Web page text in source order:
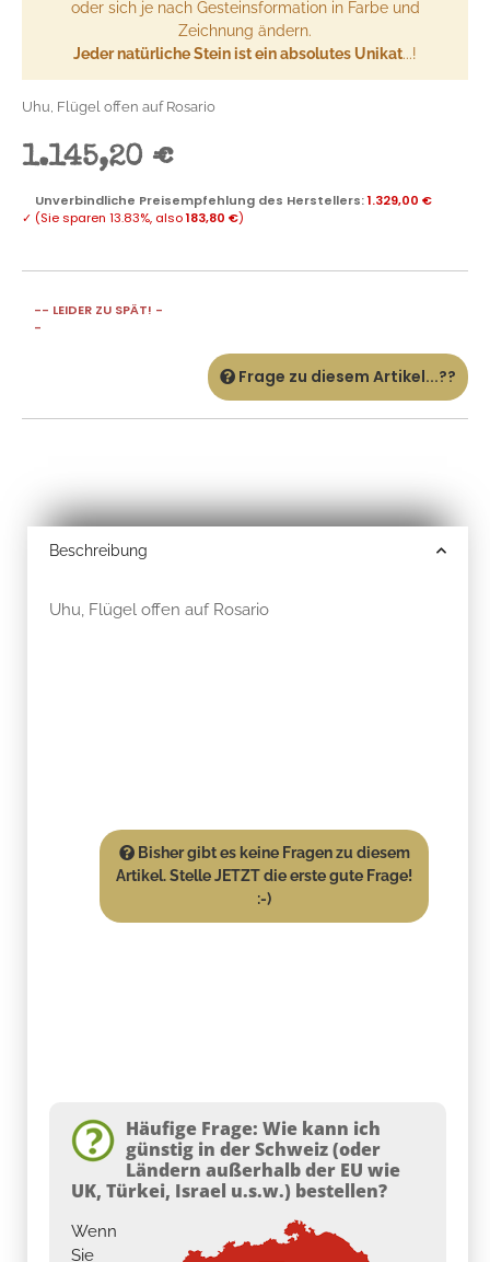
oder sich je nach Gesteinsformation in Farbe und
Zeichnung ändern.
Jeder natürliche Stein ist ein absolutes Unikat...!
Uhu, Flügel offen auf Rosario
1.145,20 €
Unverbindliche Preisempfehlung des Herstellers:1.329,00 €
✓ (Sie sparen 13.83%, also183,80 €)
-- LEIDER ZU SPÄT! -
-
Frage zu diesem Artikel...??
Beschreibung
Uhu, Flügel offen auf Rosario
Bisher gibt es keine Fragen zu diesem
Artikel. Stelle JETZT die erste gute Frage!
:-)
Häufige Frage: Wie kann ich
günstig in der Schweiz (oder
Ländern außerhalb der EU wie
UK, Türkei, Israel u.s.w.) bestellen?
Wenn
Sie